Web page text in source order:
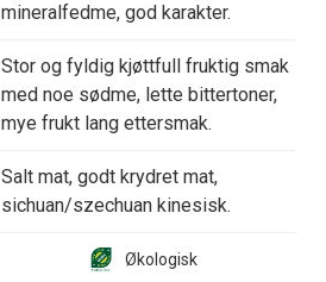
mineralfedme, god karakter.
Stor og fyldig kjøttfull fruktig smak
med noe sødme, lette bittertoner,
mye frukt lang ettersmak.
Salt mat, godt krydret mat,
sichuan/szechuan kinesisk.
Økologisk